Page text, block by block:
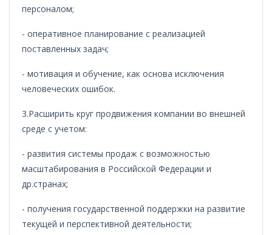
персоналом;
- оперативное планирование с реализацией
поставленных задач;
- мотивация и обучение, как основа исключения
человеческих ошибок.
3.Расширить круг продвижения компании во внешней
среде с учетом:
- развития системы продаж с возможностью
масштабирования в Российской Федерации и
др.странах;
- получения государственной поддержки на развитие
текущей и перспективной деятельности;